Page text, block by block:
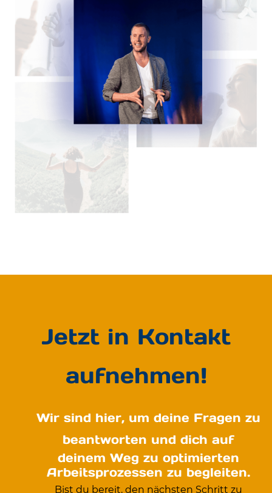
Jetzt in Kontakt
aufnehmen!
Wir sind hier, um deine Fragen zu
beantworten und dich auf
deinem Weg zu optimierten
Arbeitsprozessen zu begleiten.
Bist du bereit, den nächsten Schritt zu